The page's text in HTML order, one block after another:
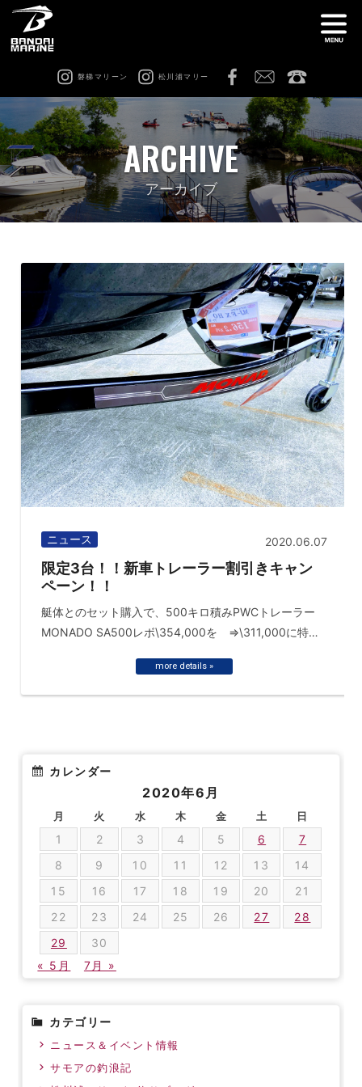
磐梯マリーン 松川浦マリー
船舶免許教室 在庫情報
レンタル 猪苗代ビーチサイドマリーナ
修理 & カスタム 会社案内
ARCHIVE
アーカイブ
ニュース 2020.06.07
限定3台！！新車トレーラー割引きキャン
ペーン！！
艇体とのセット購入で、500キロ積みPWCトレーラー
MONADO SA500レボ\354,000を ⇒\311,000に特別
more details »
カレンダー
2020年6月
月 火 水 木 金 土 日
1 2 3 4 5 6
7
8
9 10 11 12 13
14
15
16 17 18 19 20
21
22
23 24 25 26 27
28
29
30
« 5月
7月 »
カテゴリー
ニュース＆イベント情報
サモアの釣浪記